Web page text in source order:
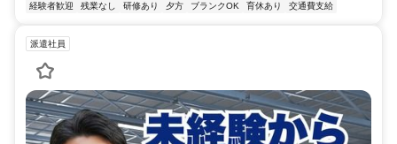
経験者歓迎
残業なし 研修あり 夕方 ブランクOK 育休あり 交通費支給
派遣社員